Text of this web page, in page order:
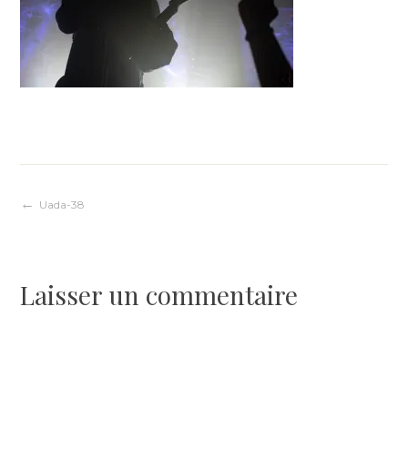
Navigation
l’article
Uada-38
Laisser un commentaire